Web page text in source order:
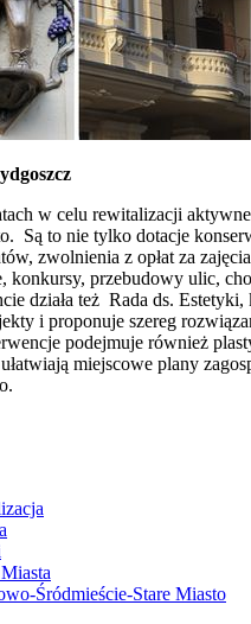
w celu rewitalizacji
Są to nie tylko dotacje
zwolnienia z opłat za
konkursy, przebudowy ulic,
działa też Rada ds.
i proponuje szereg
podejmuje również
miejscowe plany
Śródmieście-Stare Miasto